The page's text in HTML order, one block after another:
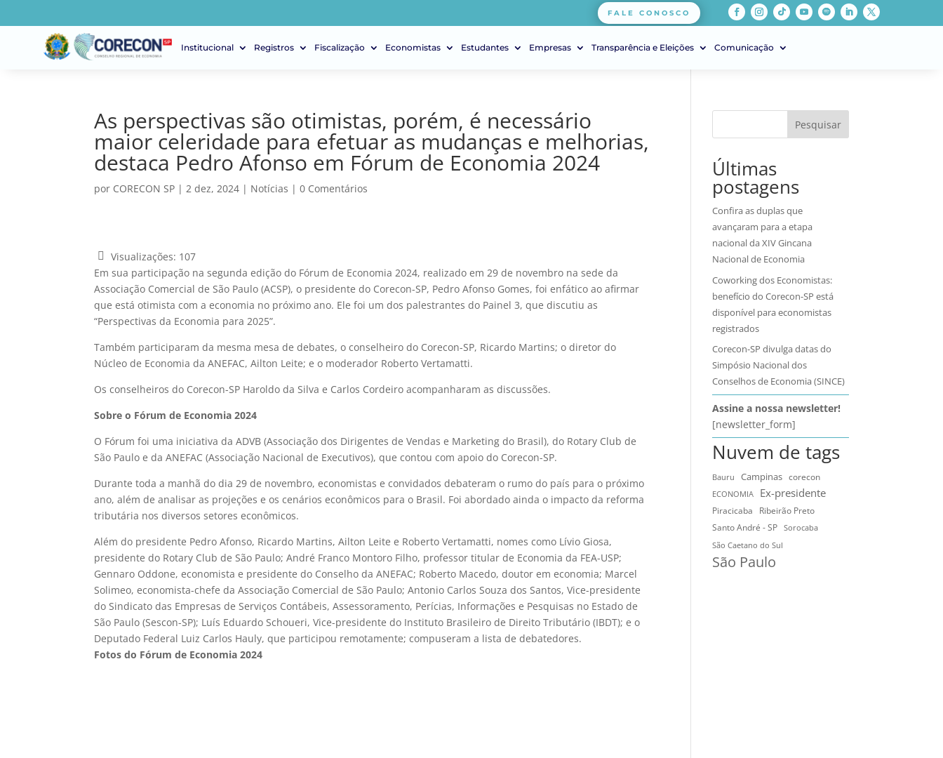
FALE CONOSCO
Institucional Registros Fiscalização Economistas Estudantes Empresas Transparência e Eleições Comunicação
As perspectivas são otimistas, porém, é necessário
maior celeridade para efetuar as mudanças e melhorias,
destaca Pedro Afonso em Fórum de Economia 2024
por CORECON SP |2 dez, 2024 | Notícias |0 Comentários
Visualizações: 107
Em sua participação na segunda edição do Fórum de Economia 2024, realizado em 29 de novembro na sede da
Associação Comercial de São Paulo (ACSP), o presidente do Corecon-SP, Pedro Afonso Gomes, foi enfático ao afirmar
que está otimista com a economia no próximo ano. Ele foi um dos palestrantes do Painel 3, que discutiu as
“Perspectivas da Economia para 2025”.
Também participaram da mesma mesa de debates, o conselheiro do Corecon-SP, Ricardo Martins; o diretor do
Núcleo de Economia da ANEFAC, Ailton Leite; e o moderador Roberto Vertamatti.
Os conselheiros do Corecon-SP Haroldo da Silva e Carlos Cordeiro acompanharam as discussões.
Sobre o Fórum de Economia 2024
O Fórum foi uma iniciativa da ADVB (Associação dos Dirigentes de Vendas e Marketing do Brasil), do Rotary Club de
São Paulo e da ANEFAC (Associação Nacional de Executivos), que contou com apoio do Corecon-SP.
Durante toda a manhã do dia 29 de novembro, economistas e convidados debateram o rumo do país para o próximo
ano, além de analisar as projeções e os cenários econômicos para o Brasil. Foi abordado ainda o impacto da reforma
tributária nos diversos setores econômicos.
Além do presidente Pedro Afonso, Ricardo Martins, Ailton Leite e Roberto Vertamatti, nomes como Lívio Giosa,
presidente do Rotary Club de São Paulo; André Franco Montoro Filho, professor titular de Economia da FEA-USP;
Gennaro Oddone, economista e presidente do Conselho da ANEFAC; Roberto Macedo, doutor em economia; Marcel
Solimeo, economista-chefe da Associação Comercial de São Paulo; Antonio Carlos Souza dos Santos, Vice-presidente
do Sindicato das Empresas de Serviços Contábeis, Assessoramento, Perícias, Informações e Pesquisas no Estado de
São Paulo (Sescon-SP); Luís Eduardo Schoueri, Vice-presidente do Instituto Brasileiro de Direito Tributário (IBDT); e o
Deputado Federal Luiz Carlos Hauly, que participou remotamente; compuseram a lista de debatedores.
Fotos do Fórum de Economia 2024
Pesquisar
Últimas
postagens
Confira as duplas que
avançaram para a etapa
nacional da XIV Gincana
Nacional de Economia
Coworking dos Economistas:
benefício do Corecon-SP está
disponível para economistas
registrados
Corecon-SP divulga datas do
Simpósio Nacional dos
Conselhos de Economia (SINCE)
Assine a nossa newsletter!
[newsletter_form]
Nuvem de tags
Bauru Campinas
corecon
ECONOMIA
Ex-presidente
Piracicaba
Ribeirão Preto
Santo André - SP
Sorocaba
São Caetano do Sul
São Paulo